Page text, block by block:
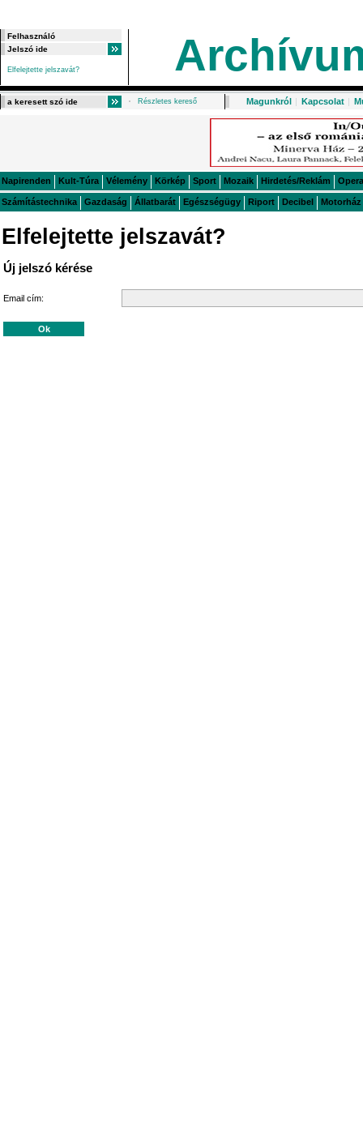
Elfelejtette jelszavát?
Részletes kereső Magunkról | Kapcsolat |
Napirenden Kult-Túra Vélemény Körkép Sport Mozaik Hirdetés/Reklám Opera
Számítástechnika Gazdaság Állatbarát Egészségügy Riport Decibel Motorház
Elfelejtette jelszavát?
Új jelszó kérése
Email cím: